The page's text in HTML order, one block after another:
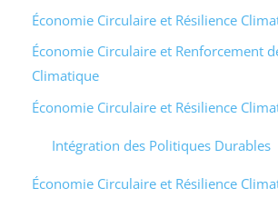
Économie Circulaire et Résilience
Économie Circulaire et Renforcement
Climatique
Économie Circulaire et Résilience
Intégration des Politiques Durables
Économie Circulaire et Résilience